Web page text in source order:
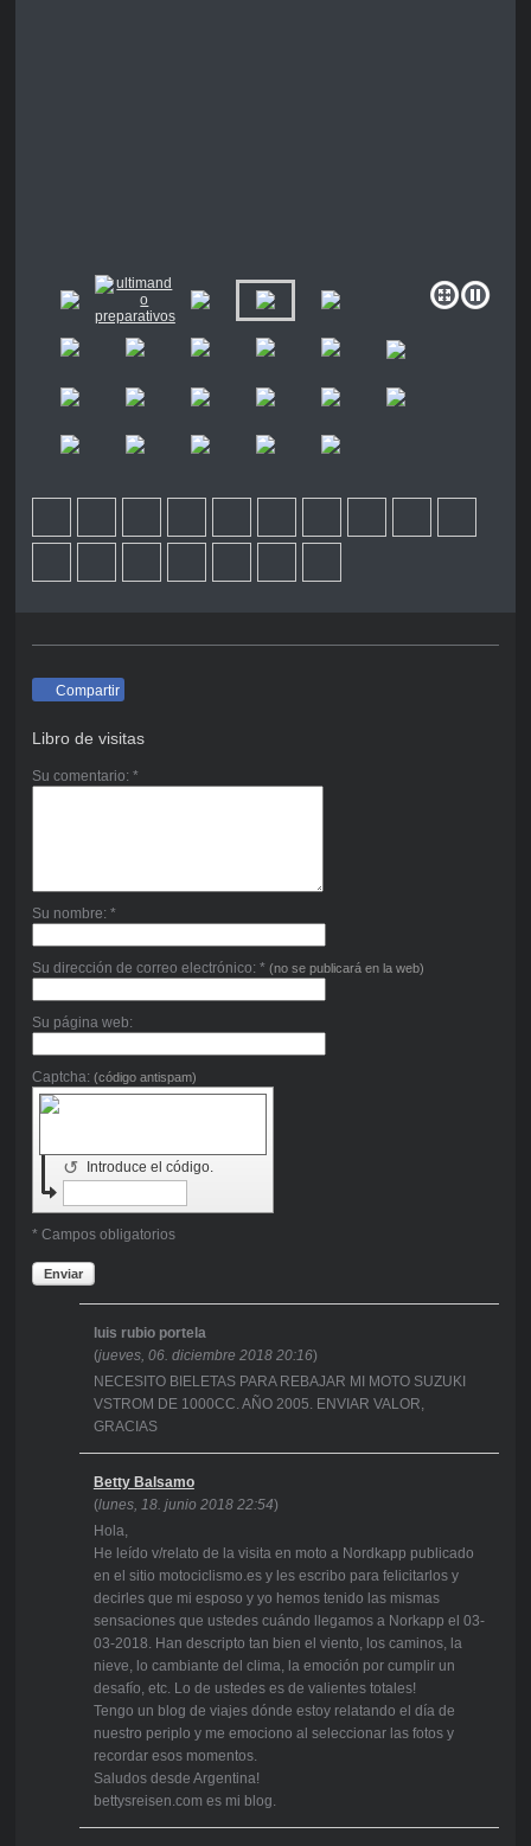
Compartir
Libro de visitas
Su comentario: *
Su nombre: *
Su dirección de correo electrónico: * (no se publicará en la web)
Su página web:
Captcha: (código antispam)
Introduce el código.
↺
* Campos obligatorios
Enviar
luis rubio portela
(jueves, 06. diciembre 2018 20:16)
NECESITO BIELETAS PARA REBAJAR MI MOTO SUZUKI
VSTROM DE 1000CC. AÑO 2005. ENVIAR VALOR,
GRACIAS
Betty Balsamo
(lunes, 18. junio 2018 22:54)
Hola,
He leído v/relato de la visita en moto a Nordkapp publicado
en el sitio motociclismo.es y les escribo para felicitarlos y
decirles que mi esposo y yo hemos tenido las mismas
sensaciones que ustedes cuándo llegamos a Norkapp el 03-
03-2018. Han descripto tan bien el viento, los caminos, la
nieve, lo cambiante del clima, la emoción por cumplir un
desafío, etc. Lo de ustedes es de valientes totales!
Tengo un blog de viajes dónde estoy relatando el día de
nuestro periplo y me emociono al seleccionar las fotos y
recordar esos momentos.
Saludos desde Argentina!
bettysreisen.com es mi blog.